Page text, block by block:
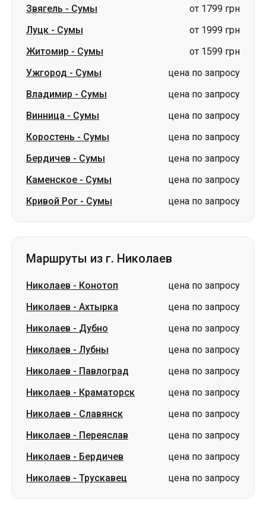
Звягель - Сумы
от 1799 грн
Луцк - Сумы
от 1999 грн
Житомир - Сумы
от 1599 грн
Ужгород - Сумы
цена по запросу
Владимир - Сумы
цена по запросу
Винница - Сумы
цена по запросу
Коростень - Сумы
цена по запросу
Бердичев - Сумы
цена по запросу
Каменское - Сумы
цена по запросу
Кривой Рог - Сумы цена по запросу
Маршруты из г. Николаев
Николаев - Конотоп
цена по запросу
Николаев - Ахтырка
цена по запросу
Николаев - Дубно
цена по запросу
Николаев - Лубны
цена по запросу
Николаев - Павлоград
цена по запросу
Николаев - Краматорск
цена по запросу
Николаев - Славянск
цена по запросу
Николаев - Переяслав
цена по запросу
Николаев - Бердичев
цена по запросу
Николаев - Трускавец цена по запросу